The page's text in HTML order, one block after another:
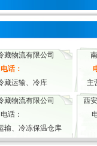
藏物流有限公司
电话：
藏运输、冷库
主
藏物流有限公司
电话：
输、冷冻保温仓库
西